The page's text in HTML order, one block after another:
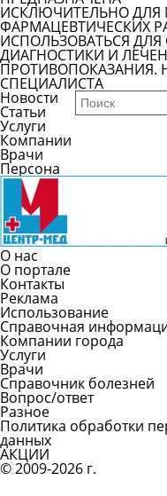
ИСКЛЮЧИТЕЛЬНО ДЛЯ
ФАРМАЦЕВТИЧЕСКИХ
ИСПОЛЬЗОВАТЬСЯ
ДИАГНОСТИКИ И
ПРОТИВОПОКАЗАНИЯ.
СПЕЦИАЛИСТА
Новости
Статьи
Услуги
Компании
Врачи
Персона
О нас
О портале
Контакты
Реклама
Использование
Справочная
Компании города
Услуги
Врачи
Справочник болезней
Вопрос/ответ
Разное
Политика обработки
данных
АКЦИИ
© 2009-2026 г.